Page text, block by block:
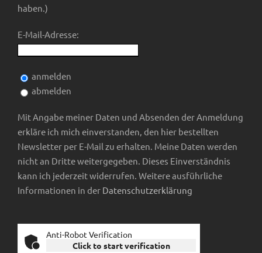
haben.)
E-Mail-Adresse:
anmelden
abmelden
Mit Angabe meiner Daten und Absenden der Anmeldung
erkläre ich mich einverstanden, den hier bestellten
Newsletter per E-Mail zu erhalten. Meine Daten werden
nicht an Dritte weitergegeben. Dieses Einverständnis
kann ich jederzeit widerrufen. Weitere ausführliche
Informationen in der Datenschutzerklärung
Anti-Robot Verification
Click to start verification